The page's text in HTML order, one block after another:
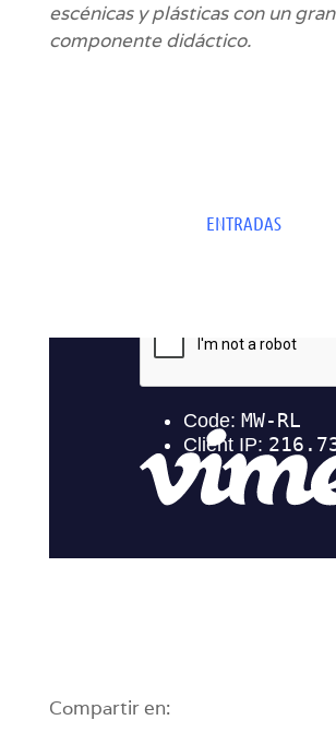
escénicas y plásticas con un gran
componente didáctico.
ENTRADAS
Compartir en: